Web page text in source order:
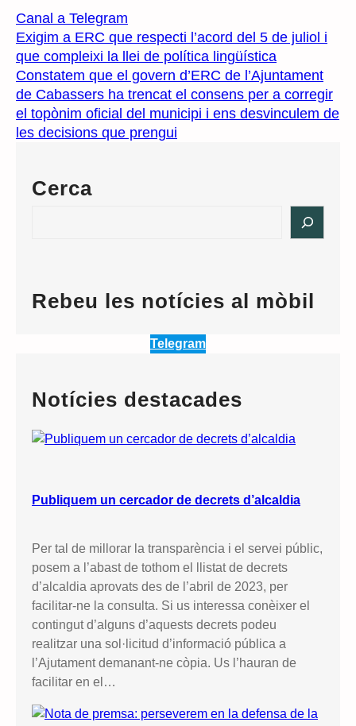
Canal a Telegram
Exigim a ERC que respecti l’acord del 5 de juliol i
que compleixi la llei de política lingüística
Constatem que el govern d’ERC de l’Ajuntament
de Cabassers ha trencat el consens per a corregir
el topònim oficial del municipi i ens desvinculem de
les decisions que prengui
Cerca
h
Rebeu les notícies al mòbil
Telegram
Notícies destacades
Publiquem un cercador de decrets d’alcaldia
Per tal de millorar la transparència i el servei públic,
posem a l’abast de tothom el llistat de decrets
d’alcaldia aprovats des de l’abril de 2023, per
facilitar-ne la consulta. Si us interessa conèixer el
contingut d’alguns d’aquests decrets podeu
realitzar una sol·licitud d’informació pública a
l’Ajutament demanant-ne còpia. Us l’hauran de
facilitar en el…